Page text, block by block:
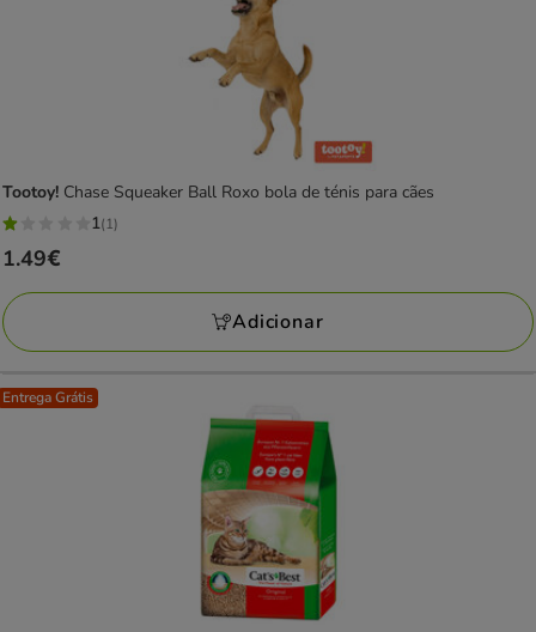
Tootoy! Chase Squeaker Ball Roxo bola de ténis para cães
1
estrelas
com
1
avaliações
1(1)
Preço
1.49€
1.49€
Adicionar
Entrega Grátis